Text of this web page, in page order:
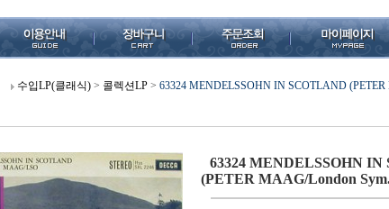
수입LP(클래식) > 콜렉션LP > 63324 MENDELSSOHN IN SCOTLAND
63324 MENDELSSOHN IN
(PETER MAAG/London